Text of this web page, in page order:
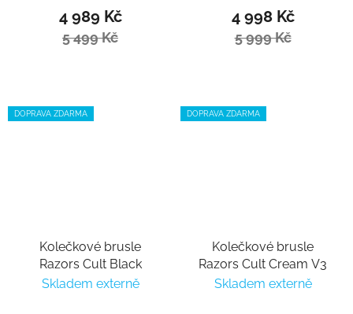
4 989 Kč
5 499 Kč
4 998 Kč
5 999 Kč
DOPRAVA ZDARMA
Kolečkové brusle
Razors Cult Black
Skladem externě
DOPRAVA ZDARMA
Kolečkové brusle
Razors Cult Cream V3
Skladem externě